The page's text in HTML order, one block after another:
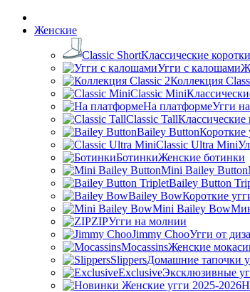
Женские
Classic ShortКлассические
Угги с калошами
Коллекция
Classic Mini
На платформеУгги
Classic TallКлассические
Bailey ButtonКороткие
Classic Ultra Mini
БотинкиЖенские ботинки
Mini Bailey Button
Bailey Button
Bailey BowКороткие
Mini Bailey Bow
ZIPУгги на молнии
Jimmy ChooУгги от
MocassinsЖенские
SlippersДомашние тапочки
ExclusiveЭксклюзивные